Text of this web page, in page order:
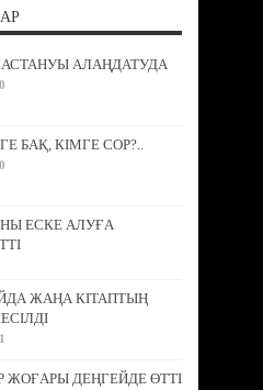
АЛАҢДАТУДА
БАҚ, КІМГЕ СОР?..
ЕСКЕ АЛУҒА
ЖАҢА КІТАПТЫҢ
ДЕҢГЕЙДЕ ӨТТІ